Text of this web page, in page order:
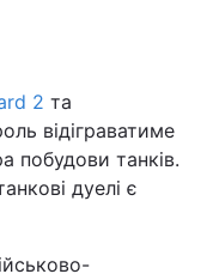
2 та
відіграватиме
побудови танків.
дуелі є